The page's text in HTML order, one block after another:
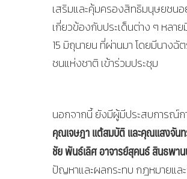
เสริมและคุ้มครองสิทธิมนุษยชนอ
เกี่ยวข้องกับประเด็นต่าง ๆ หล
15 มิถุนายน ที่ผ่านมา โดยมีนาง
ชนแห่งชาติ เข้าร่วมประชุม
นอกจากนี้ ยังมีผู้มีประสบการณ์ก
คุณเจษฎา แต้สมบัติ และคุณแสงจัน
ชัย พันธ์เลิศ อาจารย์สุคนธ์ สินธพ
ปัญหาและผลกระทบ กฎหมายแล